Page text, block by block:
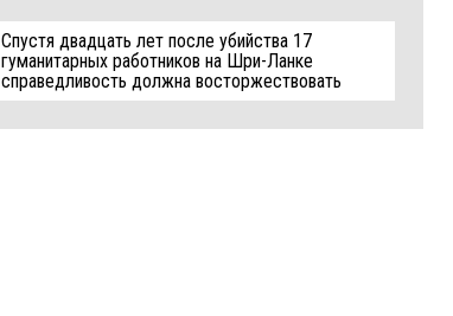
Спустя двадцать лет после убийства 17
гуманитарных работников на Шри-Ланке
справедливость должна восторжествовать